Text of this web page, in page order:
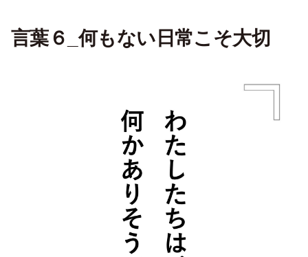
言葉６_何もない日常こそ大切